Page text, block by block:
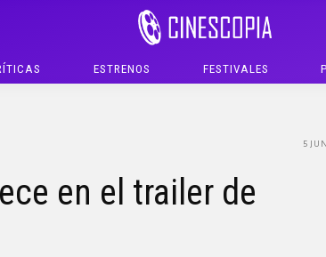
ESTRENOS FESTIVALES
5
en el trailer de